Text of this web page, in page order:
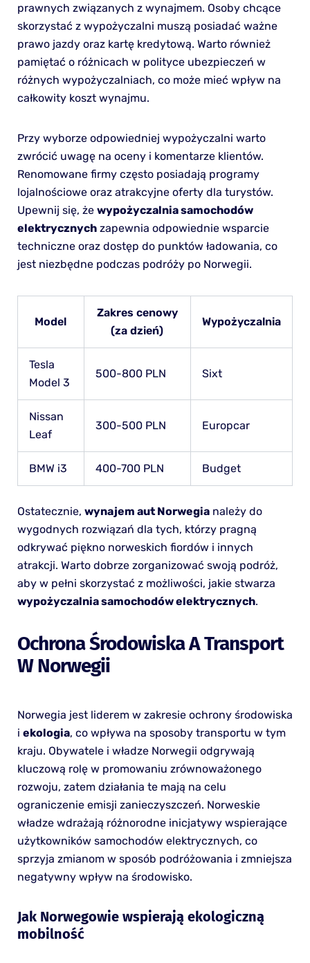
prawnych związanych z wynajmem. Osoby chcące
skorzystać z wypożyczalni muszą posiadać ważne
prawo jazdy oraz kartę kredytową. Warto również
pamiętać o różnicach w polityce ubezpieczeń w
różnych wypożyczalniach, co może mieć wpływ na
całkowity koszt wynajmu.
Przy wyborze odpowiedniej wypożyczalni warto
zwrócić uwagę na oceny i komentarze klientów.
Renomowane firmy często posiadają programy
lojalnościowe oraz atrakcyjne oferty dla turystów.
Upewnij się, że wypożyczalnia samochodów
elektrycznychzapewnia odpowiednie wsparcie
techniczne oraz dostęp do punktów ładowania, co
jest niezbędne podczas podróży po Norwegii.
Model
Zakres cenowy
(za dzień)
Wypożyczalnia
Tesla
Model 3
500-800 PLN Sixt
Nissan
Leaf
300-500 PLN Europcar
BMW i3 400-700 PLN Budget
Ostatecznie, wynajem aut Norwegianależy do
wygodnych rozwiązań dla tych, którzy pragną
odkrywać piękno norweskich fiordów i innych
atrakcji. Warto dobrze zorganizować swoją podróż,
aby w pełni skorzystać z możliwości, jakie stwarza
wypożyczalnia samochodów elektrycznych.
Ochrona Środowiska A Transport
W Norwegii
Norwegia jest liderem w zakresie ochrony środowiska
i ekologia, co wpływa na sposoby transportu w tym
kraju. Obywatele i władze Norwegii odgrywają
kluczową rolę w promowaniu zrównoważonego
rozwoju, zatem działania te mają na celu
ograniczenie emisji zanieczyszczeń. Norweskie
władze wdrażają różnorodne inicjatywy wspierające
użytkowników samochodów elektrycznych, co
sprzyja zmianom w sposób podróżowania i zmniejsza
negatywny wpływ na środowisko.
Jak Norwegowie wspierają ekologiczną
mobilność